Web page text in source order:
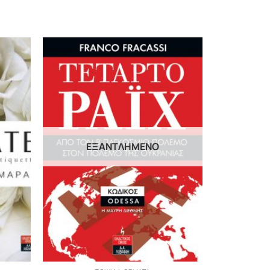
ΕΞΑΝΤΛΗΜΈΝΟ